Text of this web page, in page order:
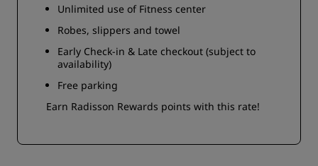
Unlimited use of Fitness center
Robes, slippers and towel
Early Check-in & Late checkout (subject to
availability)
Free parking
Earn Radisson Rewards points with this rate!